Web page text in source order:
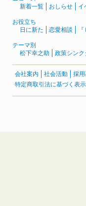
新着一覧
おしらせ イ
お役立ち
日に新た
恋愛相談
テーマ別
松下幸之助
政策シン
会社案内 社会活動 採
特定商取引法に基づく表示